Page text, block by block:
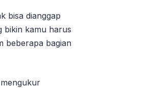
bisa dianggap
bikin kamu harus
beberapa bagian